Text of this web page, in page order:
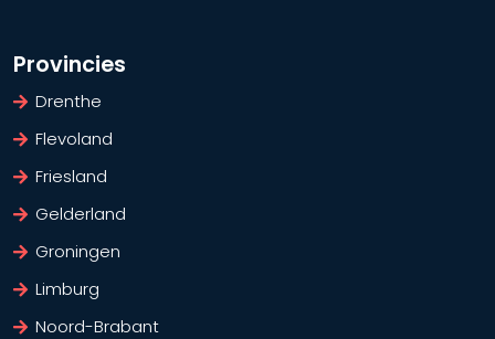
Provincies
Drenthe
Flevoland
Friesland
Gelderland
Groningen
Limburg
Noord-Brabant